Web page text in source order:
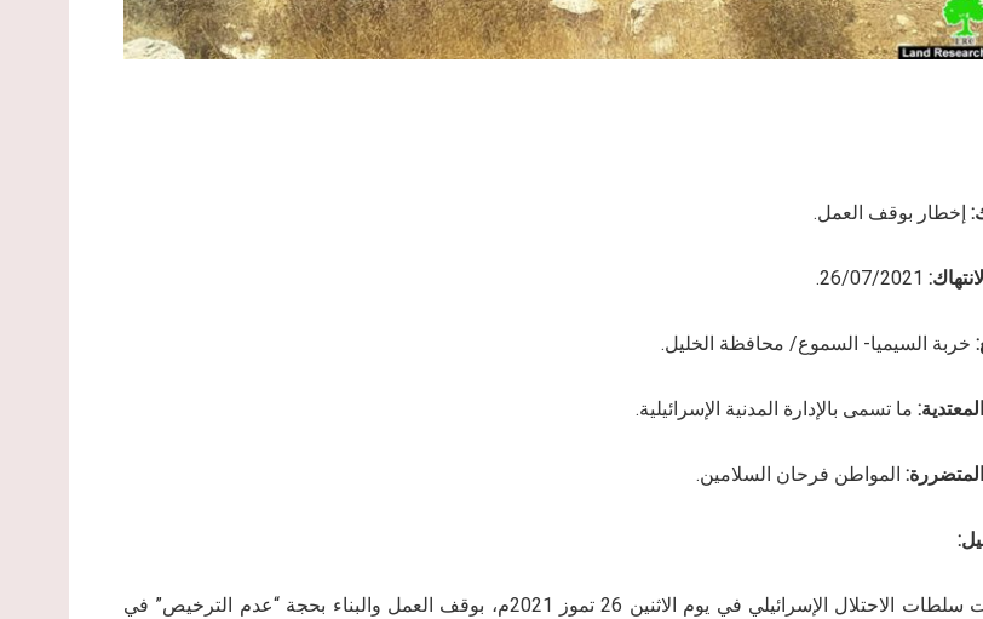
إخطار بوقف العمل.
خربة السيميا- السموع/ محافظة الخليل.
ما تسمى بالإدارة المدنية الإسرائيلية.
المواطن فرحان السلامين.
أخطرت سلطات الاحتلال الإسرائيلي في يوم الاثنين 26 تموز 2021م، بوقف العمل والبناء بحجة “عدم الترخيص” في